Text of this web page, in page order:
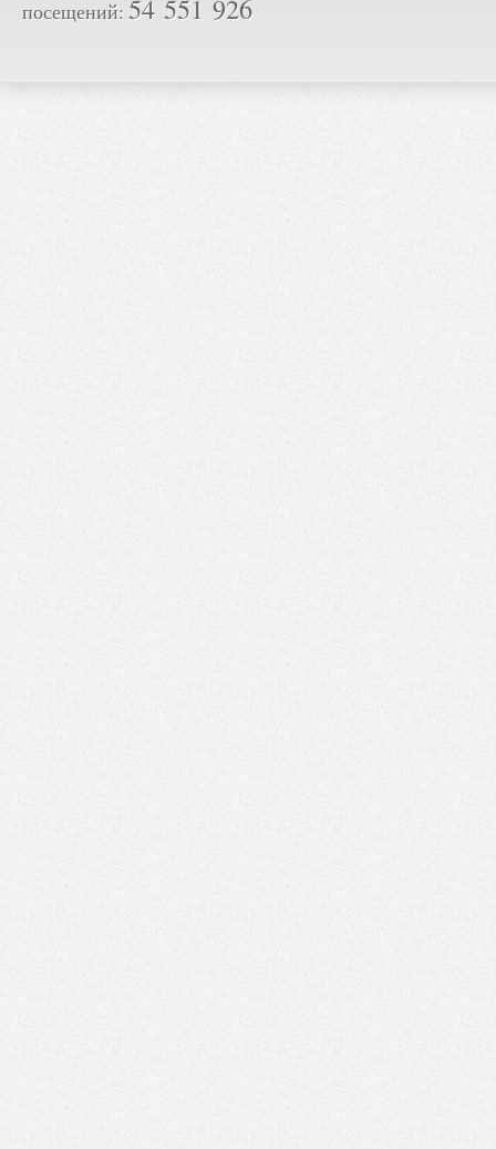
посещений: 54 551 926